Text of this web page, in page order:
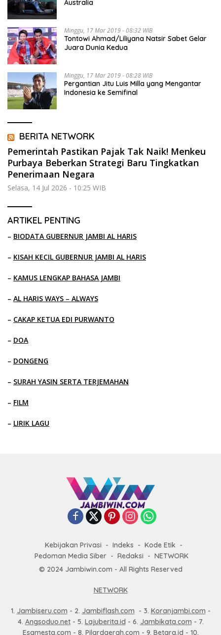
Australia
Minggu, 17 Mar 2019 - 08:32 WIB
Tontowi Ahmad/Liliyana Natsir Sabet Gelar
Juara Dunia Kedua
Minggu, 17 Mar 2019 - 08:28 WIB
Pergantian Jitu Luis Milla yang Mengantar
Indonesia ke Semifinal
BERITA NETWORK
Pemerintah Pastikan Pajak Tak Naik! Menkeu
Purbaya Beberkan Strategi Baru Tingkatkan
Penerimaan Negara
Selasa, 14 Jul 2026 - 10:25 WIB
ARTIKEL PENTING
– BIODATA GUBERNUR JAMBI AL HARIS
– KISAH KECIL GUBERNUR JAMBI AL HARIS
– KAMUS LENGKAP BAHASA JAMBI
– AL HARIS WAYS – ALWAYS
– CAKAP KETUA EDI PURWANTO
– DOA
– DONGENG
– SURAH YASIN SERTA TERJEMAHAN
– FILM
– LIRIK LAGU
Kebijakan Privasi Indeks
Kode Etik
Pedoman Media Siber
Redaksi
NETWORK
© 2024 Jambiwin.com - All Rights Reserved
NETWORK
1. Jambiseru.com - 2. Jambiflash.com - 3. Koranjambi.com -
4. Angsoduo.net- 5. Lajuberita.id - 6. Jambikata.com - 7.
Esamesta.com - 8. Pilardaerah.com - 9. Betara.id - 10.